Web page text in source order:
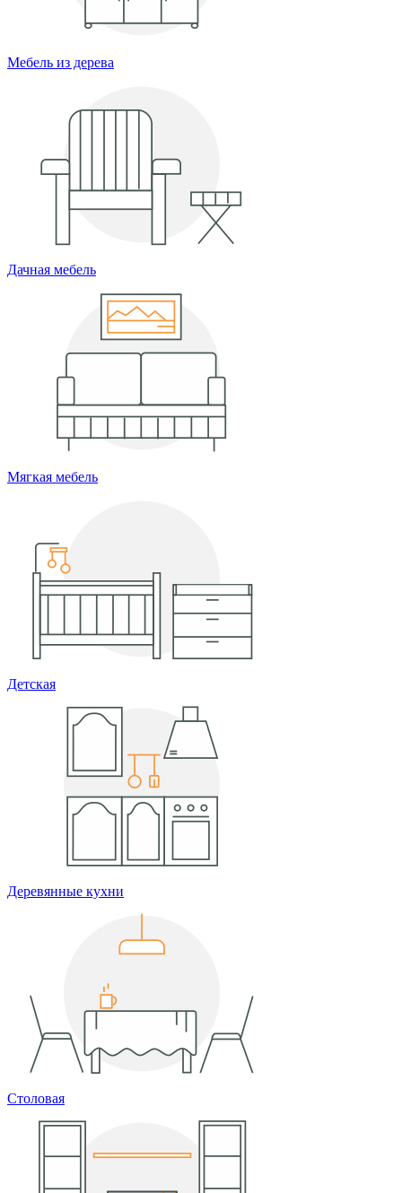
Мебель из дерева
Дачная мебель
Мягкая мебель
Детская
Деревянные кухни
Столовая